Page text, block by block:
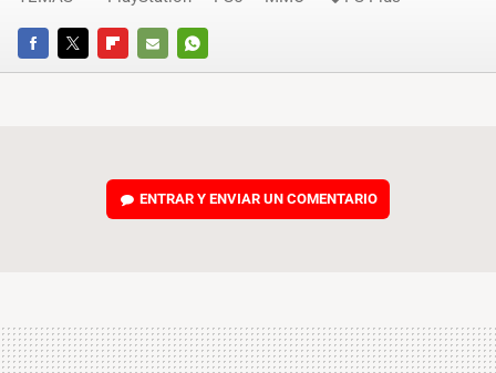
FACEBOOKTWITTERFLIPBOARD
E-
WHATSAPP
ENTRAR Y ENVIAR UN COMENTARIO